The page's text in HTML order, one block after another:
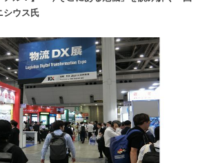
シウス氏